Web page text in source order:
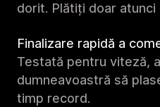
dorit. Plătiți doar atunci
Finalizare rapidă a
Testată pentru viteză,
dumneavoastră să
timp record.